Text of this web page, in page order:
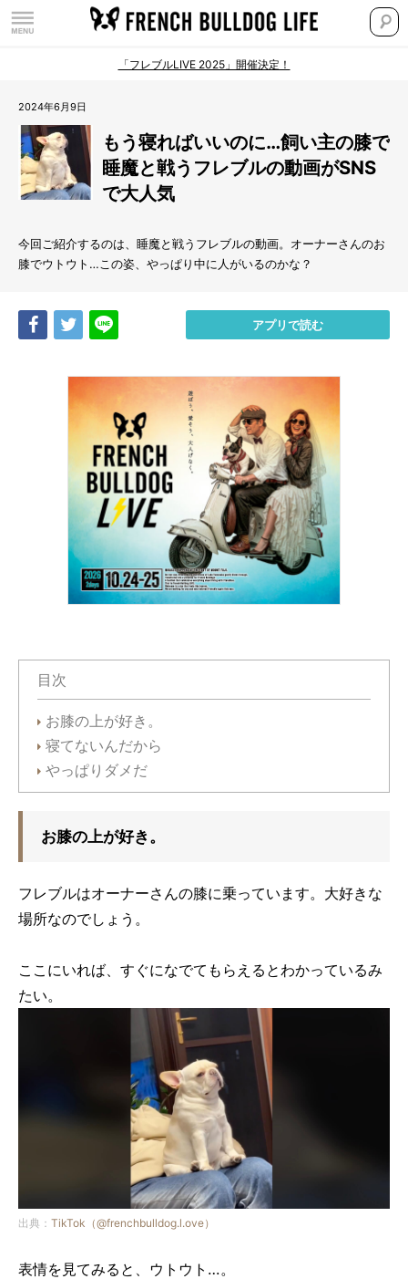
「フレブルLIVE 2025」開催決定！
2024年6月9日
もう寝ればいいのに…飼い主の膝で
睡魔と戦うフレブルの動画がSNS
で大人気
今回ご紹介するのは、睡魔と戦うフレブルの動画。オーナーさんのお
膝でウトウト…この姿、やっぱり中に人がいるのかな？
Share Tweet アプリで読む
目次
お膝の上が好き。
寝てないんだから
やっぱりダメだ
お膝の上が好き。
フレブルはオーナーさんの膝に乗っています。大好きな
場所なのでしょう。
ここにいれば、すぐになでてもらえるとわかっているみ
たい。
出典： TikTok（@frenchbulldog.l.ove）
表情を見てみると、ウトウト…。